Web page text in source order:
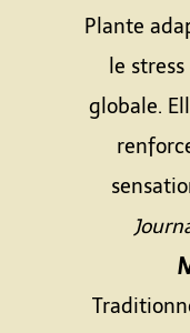
Plante
le
globale.